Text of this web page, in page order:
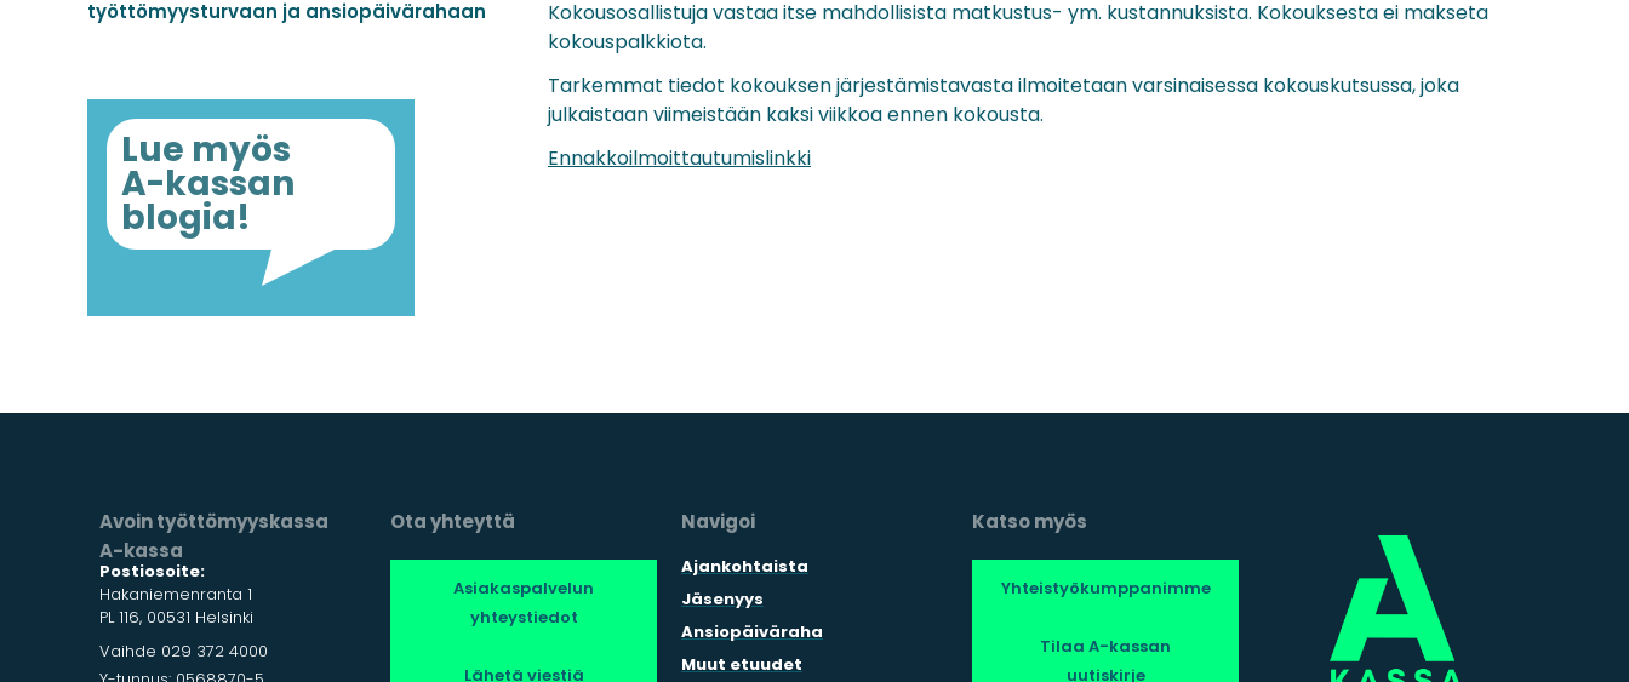
työttömyysturvaan ja ansiopäivärahaan
Lue myös
A-kassan
blogia!
Kokousosallistuja vastaa itse mahdollisista matkustus- ym. kustannuksista. Kokouksesta ei makseta
kokouspalkkiota.
Tarkemmat tiedot kokouksen järjestämistavasta ilmoitetaan varsinaisessa kokouskutsussa, joka
julkaistaan viimeistään kaksi viikkoa ennen kokousta.
Ennakkoilmoittautumislinkki
Avoin työttömyyskassa
A-kassa
Postiosoite:
Hakaniemenranta 1
PL 116, 00531 Helsinki
Vaihde 029 372 4000
Ota yhteyttä
Asiakaspalvelun
yhteystiedot
Lähetä viestiä
Navigoi
Ajankohtaista
Jäsenyys
Ansiopäiväraha
Muut etuudet
Katso myös
Yhteistyökumppanimme
Tilaa A-kassan
uutiskirje